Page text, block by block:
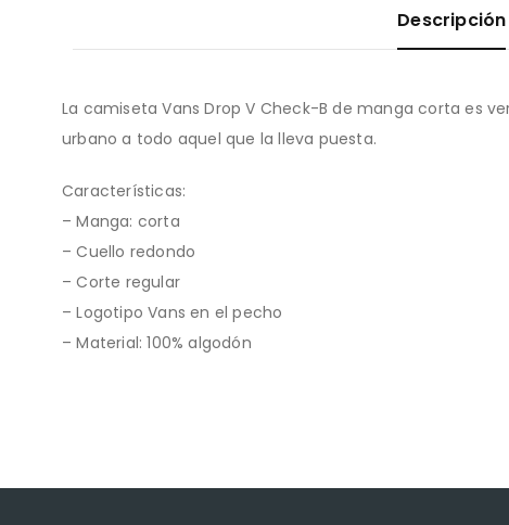
Descripción
La camiseta Vans Drop V Check-B de manga corta es
urbano a todo aquel que la lleva puesta.
Características:
– Manga: corta
– Cuello redondo
– Corte regular
– Logotipo Vans en el pecho
– Material: 100% algodón